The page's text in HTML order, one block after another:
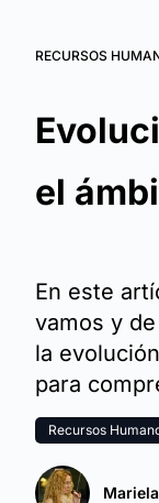
RECURSOS
el
En este
vamos y
la
para
Recursos